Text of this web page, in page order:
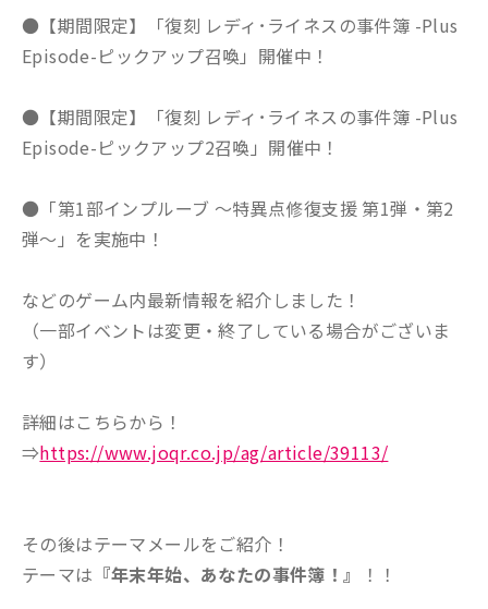
●【期間限定】「復刻 レディ･ライネスの事件簿 -Plus
Episode-ピックアップ召喚」開催中！
●【期間限定】「復刻 レディ･ライネスの事件簿 -Plus
Episode-ピックアップ2召喚」開催中！
●「第1部インプルーブ ～特異点修復支援 第1弾・第2
弾～」を実施中！
などのゲーム内最新情報を紹介しました！
（一部イベントは変更・終了している場合がございま
す）
詳細はこちらから！
⇒https://www.joqr.co.jp/ag/article/39113/
その後はテーマメールをご紹介！
テーマは 『年末年始、あなたの事件簿！』 ！！